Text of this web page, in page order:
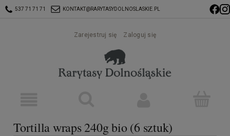
537 71 71 71 KONTAKT@RARYTASYDOLNOSLASKIE.PL
Zarejestruj się Zaloguj się
Tortilla wraps 240g bio (6 sztuk)